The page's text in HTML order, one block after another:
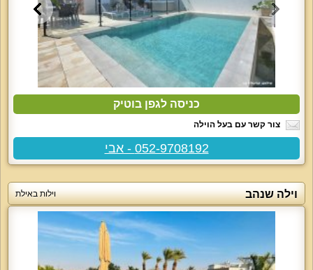
כניסה לגפן בוטיק
צור קשר עם בעל הוילה
052-9708192 - אבי
וילה שנהב וילות באילת